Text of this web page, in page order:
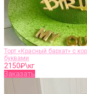
Торт «Красный бархат» с
буквами
2150₽\кг
Заказать